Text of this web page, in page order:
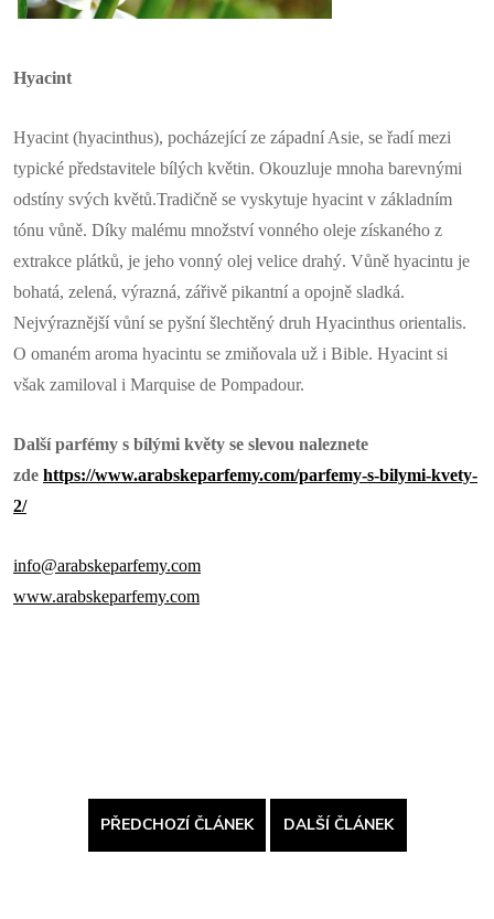
Hyacint
Hyacint (hyacinthus), pocházející ze západní Asie, se řadí mezi
typické představitele bílých květin. Okouzluje mnoha barevnými
odstíny svých květů.Tradičně se vyskytuje hyacint v základním
tónu vůně. Díky malému množství vonného oleje získaného z
extrakce plátků, je jeho vonný olej velice drahý. Vůně hyacintu je
bohatá, zelená, výrazná, zářivě pikantní a opojně sladká.
Nejvýraznější vůní se pyšní šlechtěný druh Hyacinthus orientalis.
O omaném aroma hyacintu se zmiňovala už i Bible. Hyacint si
však zamiloval i Marquise de Pompadour.
Další parfémy s bílými květy se slevou naleznete
zde https://www.arabskeparfemy.com/parfemy-s-bilymi-kvety-
2/
info@arabskeparfemy.com
www.arabskeparfemy.com
PŘEDCHOZÍ ČLÁNEK DALŠÍ ČLÁNEK